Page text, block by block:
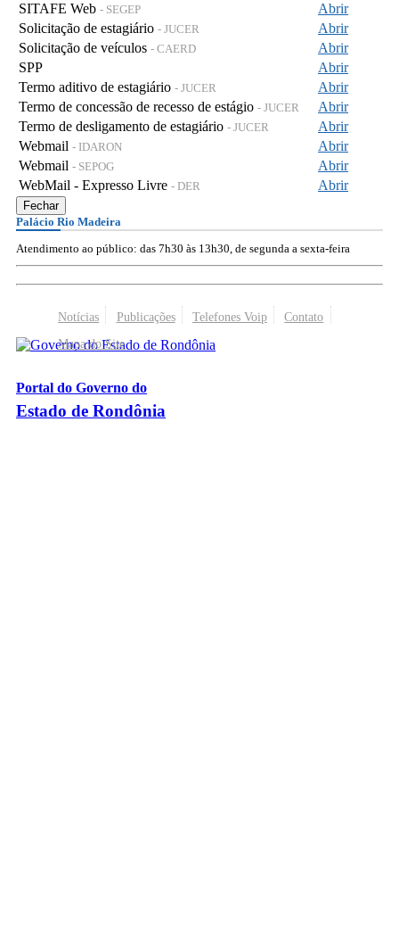
SITAFE Web - SEGEP
Abrir
Solicitação de estagiário - JUCER
Abrir
Solicitação de veículos - CAERD
Abrir
SPP
Abrir
Termo aditivo de estagiário - JUCER
Abrir
Termo de concessão de recesso de estágio - JUCER
Abrir
Termo de desligamento de estagiário - JUCER
Abrir
Webmail - IDARON
Abrir
Webmail - SEPOG
Abrir
WebMail - Expresso Livre - DER Abrir
Fechar
Palácio Rio Madeira
Atendimento ao público: das 7h30 às 13h30, de segunda a sexta-feira
Notícias Publicações Telefones Voip
Contato
Mapa do Site
Portal do Governo do
Estado de Rondônia